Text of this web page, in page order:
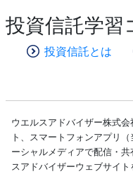
投資信託学習
投資信託とは
ウエルスアドバイザー株式
ト、スマートフォンアプリ
ーシャルメディアで配信・
スアドバイザーウェブサイ